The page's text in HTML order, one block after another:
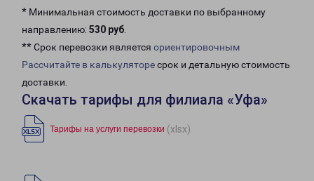
* Минимальная стоимость доставки по выбранному
направлению: 530 руб.
** Срок перевозки является ориентировочным
Рассчитайте в калькуляторесрок и детальную стоимость
доставки.
Скачать тарифы для филиала «Уфа»
Тарифы на услуги перевозки (xlsx)